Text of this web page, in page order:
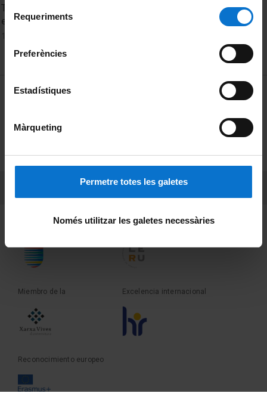
consultar laPolítica de galetes del lloc web de la
Selecció
de Requeriments
Preferències
Estadístiques
Màrqueting
Permetre totes les galetes
Només utilitzar les galetes necessàries
Taula rodona: El paper de la “Wastewater-based
epidemiology” en la prevenció de pandèmies
MENÚ PEU 1
Privacidad y términos
Sobre UBtv
Fundadora de la Miembro de la
Miembro de la Excelencia internacional
Reconocimiento europeo